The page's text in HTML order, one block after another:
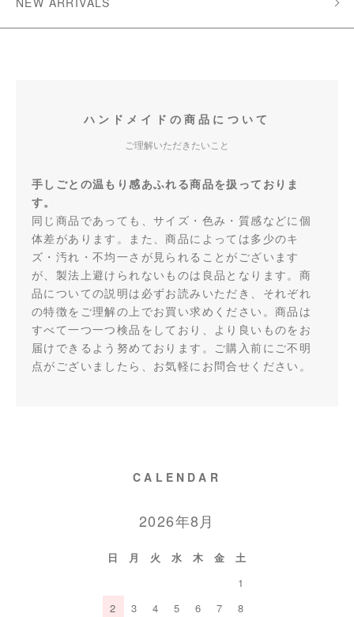
ハンドメイドの商品について
ご理解いただきたいこと
手しごとの温もり感あふれる商品を扱っておりま
す。
同じ商品であっても、サイズ・色み・質感などに個
体差があります。また、商品によっては多少のキ
ズ・汚れ・不均一さが見られることがございます
が、製法上避けられないものは良品となります。商
品についての説明は必ずお読みいただき、それぞれ
の特徴をご理解の上でお買い求めください。商品は
すべて一つ一つ検品をしており、より良いものをお
届けできるよう努めております。ご購入前にご不明
点がございましたら、お気軽にお問合せください。
CALENDAR
2026年8月
日 月 火 水 木 金
土
1
2
3 4 5 6 7
8